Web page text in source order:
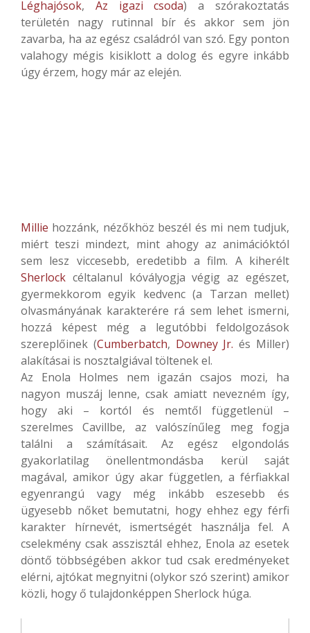
Léghajósok, Az igazi csoda) a szórakoztatás
területén nagy rutinnal bír és akkor sem jön
zavarba, ha az egész családról van szó. Egy ponton
valahogy mégis kisiklott a dolog és egyre inkább
úgy érzem, hogy már az elején.
Millie hozzánk, nézőkhöz beszél és mi nem tudjuk,
miért teszi mindezt, mint ahogy az animációktól
sem lesz viccesebb, eredetibb a film. A kiherélt
Sherlock céltalanul kóvályogja végig az egészet,
gyermekkorom egyik kedvenc (a Tarzan mellet)
olvasmányának karakterére rá sem lehet ismerni,
hozzá képest még a legutóbbi feldolgozások
szereplőinek (Cumberbatch, Downey Jr. és Miller)
alakításai is nosztalgiával töltenek el.
Az Enola Holmes nem igazán csajos mozi, ha
nagyon muszáj lenne, csak amiatt nevezném így,
hogy aki – kortól és nemtől függetlenül –
szerelmes Cavillbe, az valószínűleg meg fogja
találni a számításait. Az egész elgondolás
gyakorlatilag önellentmondásba kerül saját
magával, amikor úgy akar független, a férfiakkal
egyenrangú vagy még inkább eszesebb és
ügyesebb nőket bemutatni, hogy ehhez egy férfi
karakter hírnevét, ismertségét használja fel. A
cselekmény csak asszisztál ehhez, Enola az esetek
döntő többségében akkor tud csak eredményeket
elérni, ajtókat megnyitni (olykor szó szerint) amikor
közli, hogy ő tulajdonképpen Sherlock húga.